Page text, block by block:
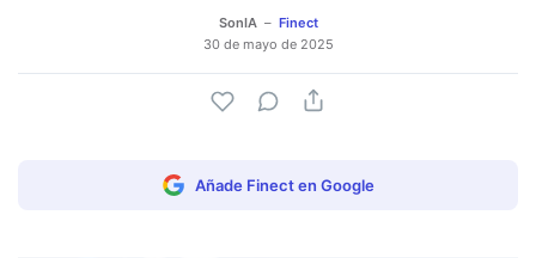
SonIA
Finect
30 de mayo de 2025
Añade Finect en Google